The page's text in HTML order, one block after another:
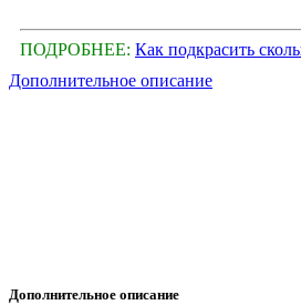
ПОДРОБНЕЕ: Как подкрасить
Дополнительное описание
Дополнительное описание